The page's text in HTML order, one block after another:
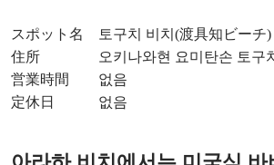
スポット名 토구치 비치(渡具知ビーチ)
住所 오키나와현 요미탄손 토구치
営業時間 없음
定休日 없음